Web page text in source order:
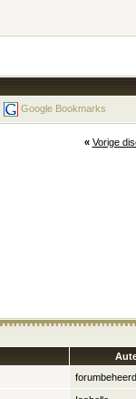
Google Bookmarks
« Vorige